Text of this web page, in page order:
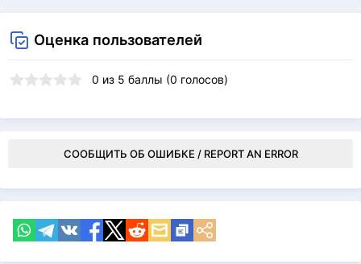
Оценка пользователей
0 из 5 баллы (0 голосов)
СООБЩИТЬ ОБ ОШИБКЕ / REPORT AN ERROR